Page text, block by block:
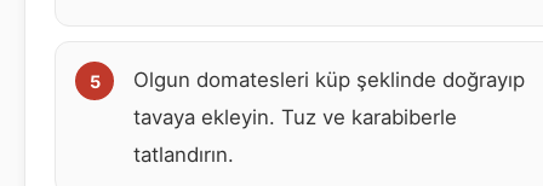
Olgun domatesleri küp şeklinde doğrayıp
tavaya ekleyin. Tuz ve karabiberle
tatlandırın.